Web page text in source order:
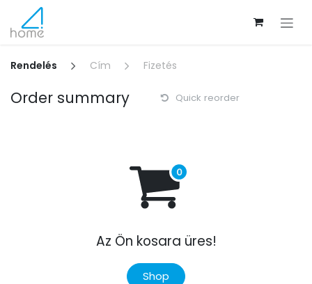
Kihagyás és továbblépés a tartalomhoz
Rendelés Cím Fizetés
Order summary Quick reorder
Az Ön kosara üres!
Shop